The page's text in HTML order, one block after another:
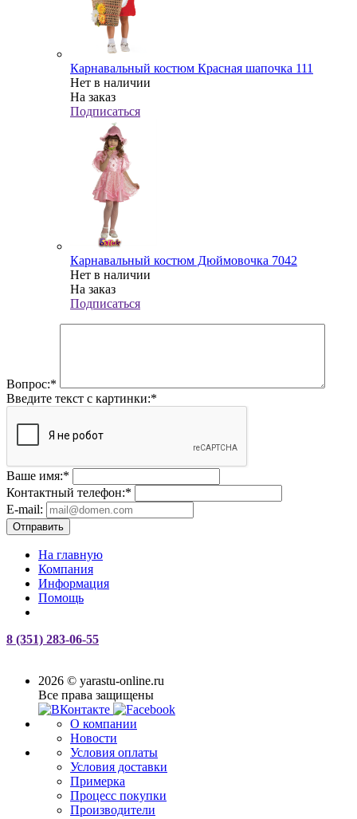
Карнавальный костюм Красная шапочка 111
Нет в наличии
На заказ
Подписаться
Карнавальный костюм Дюймовочка 7042
Нет в наличии
На заказ
Подписаться
Вопрос:*
Введите текст с картинки:*
Ваше имя:*
Контактный телефон:*
E-mail:
Отправить
На главную
Компания
Информация
Помощь
8 (351) 283-06-55
2026 © yarastu-online.ru
Все права защищены
О компании
Новости
Условия оплаты
Условия доставки
Примерка
Процесс покупки
Производители